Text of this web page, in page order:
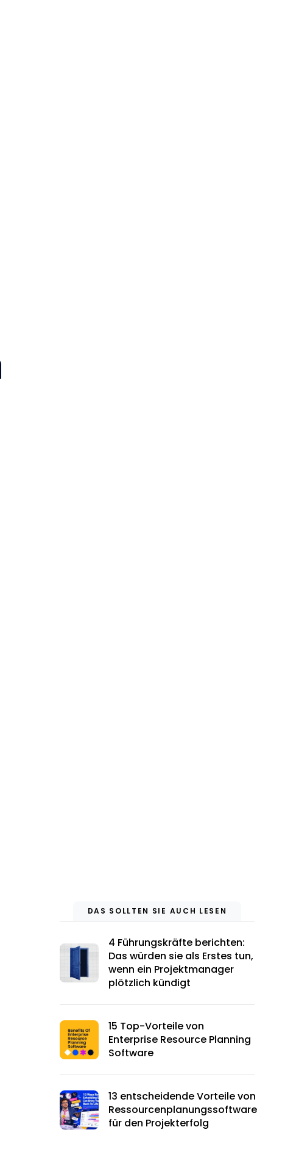
DAS SOLLTEN SIE AUCH LESEN
4 Führungskräfte berichten:
Das würden sie als Erstes tun,
wenn ein Projektmanager
plötzlich kündigt
15 Top-Vorteile von
Enterprise Resource Planning
Software
13 entscheidende Vorteile von
Ressourcenplanungssoftware
für den Projekterfolg